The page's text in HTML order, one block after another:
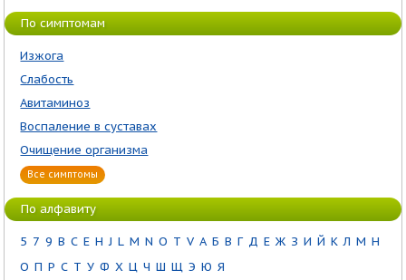
По симптомам
Изжога
Слабость
Авитаминоз
Воспаление в суставах
Очищение организма
Все симптомы
По алфавиту
5 7 9 B C E H J L M N O T V А Б В Г Д Е Ж З И Й К Л М Н
О П Р С Т У Ф Х Ц Ч Ш Щ Э Ю Я